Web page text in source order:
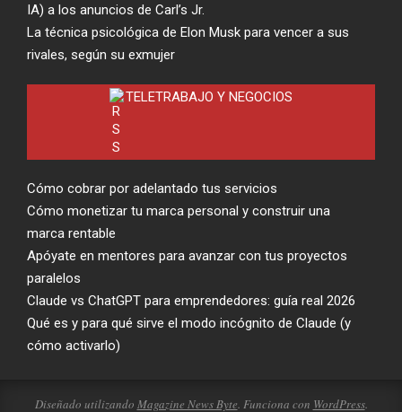
IA) a los anuncios de Carl’s Jr.
La técnica psicológica de Elon Musk para vencer a sus
rivales, según su exmujer
TELETRABAJO Y NEGOCIOS
Cómo cobrar por adelantado tus servicios
Cómo monetizar tu marca personal y construir una
marca rentable
Apóyate en mentores para avanzar con tus proyectos
paralelos
Claude vs ChatGPT para emprendedores: guía real 2026
Qué es y para qué sirve el modo incógnito de Claude (y
cómo activarlo)
Diseñado utilizando Magazine News Byte. Funciona con WordPress.